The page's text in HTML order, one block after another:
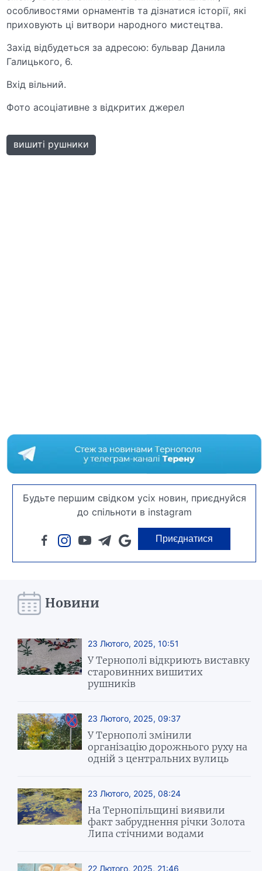
особливостями орнаментів та дізнатися історії, які
приховують ці витвори народного мистецтва.
Захід відбудеться за адресою: бульвар Данила
Галицького, 6.
Вхід вільний.
Фото асоціативне з відкритих джерел
вишиті рушники
Будьте першим свідком усіх новин, приєднуйся
до спільноти в instagram
Приєднатися
Новини
23 Лютого, 2025, 10:51
У Тернополі відкриють виставку
старовинних вишитих
рушників
23 Лютого, 2025, 09:37
У Тернополі змінили
організацію дорожнього руху на
одній з центральних вулиць
23 Лютого, 2025, 08:24
На Тернопільщині виявили
факт забруднення річки Золота
Липа стічними водами
22 Лютого, 2025, 21:46